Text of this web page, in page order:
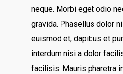
neque. Morbi eget odio
gravida. Phasellus dolor
euismod et, dapibus et
interdum nisi a dolor
facilisis. Mauris pharetra